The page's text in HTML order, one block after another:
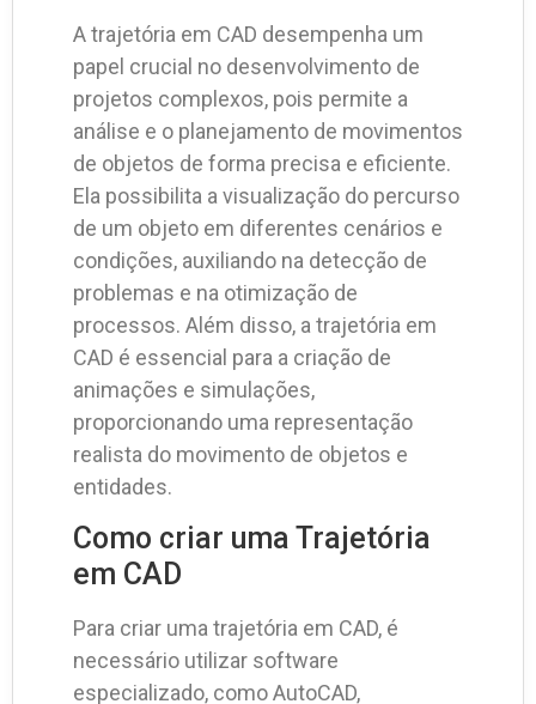
A trajetória em CAD desempenha um
papel crucial no desenvolvimento de
projetos complexos, pois permite a
análise e o planejamento de movimentos
de objetos de forma precisa e eficiente.
Ela possibilita a visualização do percurso
de um objeto em diferentes cenários e
condições, auxiliando na detecção de
problemas e na otimização de
processos. Além disso, a trajetória em
CAD é essencial para a criação de
animações e simulações,
proporcionando uma representação
realista do movimento de objetos e
entidades.
Como criar uma Trajetória
em CAD
Para criar uma trajetória em CAD, é
necessário utilizar software
especializado, como AutoCAD,